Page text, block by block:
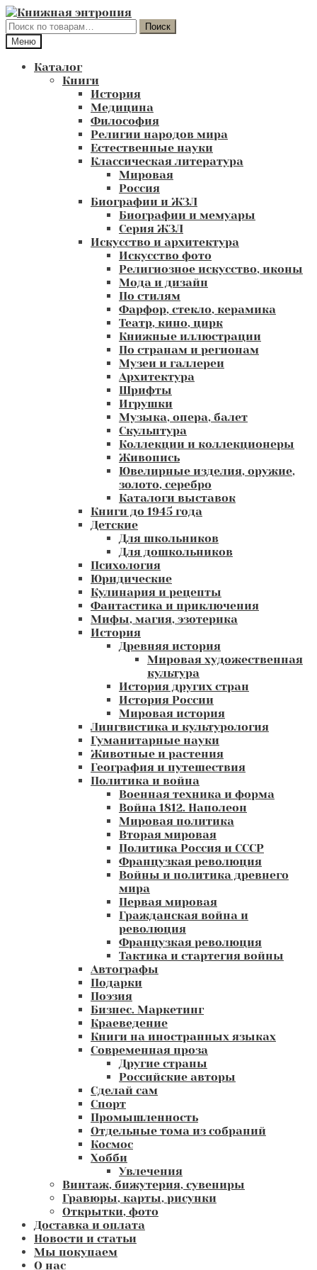
Перейти
к
навигации
Перейти
к
содержимому
Искать:
Поиск
Меню
Каталог
Книги
История
Медицина
Философия
Религии народов мира
Естественные науки
Классическая литература
Мировая
Россия
Биографии и ЖЗЛ
Биографии и мемуары
Серия ЖЗЛ
Искусство и архитектура
Искусство фото
Религиозное искусство, иконы
Мода и дизайн
По стилям
Фарфор, стекло, керамика
Театр, кино, цирк
Книжные иллюстрации
По странам и регионам
Музеи и галлереи
Архитектура
Шрифты
Игрушки
Музыка, опера, балет
Скульптура
Коллекции и коллекционеры
Живопись
Ювелирные изделия, оружие,
золото, серебро
Каталоги выставок
Книги до 1945 года
Детские
Для школьников
Для дошкольников
Психология
Юридические
Кулинария и рецепты
Фантастика и приключения
Мифы, магия, эзотерика
История
Древняя история
Мировая художественная
культура
История других стран
История России
Мировая история
Лингвистика и культурология
Гуманитарные науки
Животные и растения
География и путешествия
Политика и война
Военная техника и форма
Война 1812. Наполеон
Мировая политика
Вторая мировая
Политика Россия и СССР
Французкая революция
Войны и политика древнего
мира
Первая мировая
Гражданская война и
революция
Французкая революция
Тактика и стартегия войны
Автографы
Подарки
Поэзия
Бизнес. Маркетинг
Краеведение
Книги на иностранных языках
Современная проза
Другие страны
Российские авторы
Сделай сам
Спорт
Промышленность
Отдельные тома из собраний
Космос
Хобби
Увлечения
Винтаж, бижутерия, сувениры
Гравюры, карты, рисунки
Открытки, фото
Доставка и оплата
Новости и статьи
Мы покупаем
О нас